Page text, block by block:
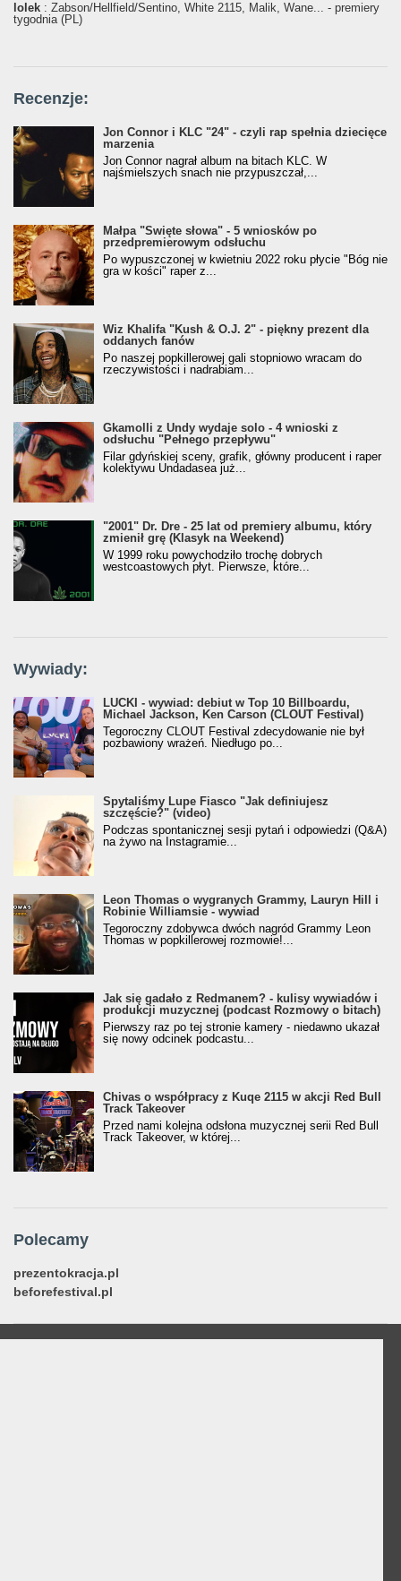
lolek : Żabson/Hellfield/Sentino, White 2115, Malik, Wane... - premiery
tygodnia (PL)
Recenzje:
Jon Connor i KLC "24" - czyli rap spełnia dziecięce
marzenia
Jon Connor nagrał album na bitach KLC. W
najśmielszych snach nie przypuszczał,...
Małpa "Święte słowa" - 5 wniosków po
przedpremierowym odsłuchu
Po wypuszczonej w kwietniu 2022 roku płycie "Bóg nie
gra w kości" raper z...
Wiz Khalifa "Kush & O.J. 2" - piękny prezent dla
oddanych fanów
Po naszej popkillerowej gali stopniowo wracam do
rzeczywistości i nadrabiam...
Gkamolli z Undy wydaje solo - 4 wnioski z
odsłuchu "Pełnego przepływu"
Filar gdyńskiej sceny, grafik, główny producent i raper
kolektywu Undadasea już...
"2001" Dr. Dre - 25 lat od premiery albumu, który
zmienił grę (Klasyk na Weekend)
W 1999 roku powychodziło trochę dobrych
westcoastowych płyt. Pierwsze, które...
Wywiady:
LUCKI - wywiad: debiut w Top 10 Billboardu,
Michael Jackson, Ken Carson (CLOUT Festival)
Tegoroczny CLOUT Festival zdecydowanie nie był
pozbawiony wrażeń. Niedługo po...
Spytaliśmy Lupe Fiasco "Jak definiujesz
szczęście?" (video)
Podczas spontanicznej sesji pytań i odpowiedzi (Q&A)
na żywo na Instagramie...
Leon Thomas o wygranych Grammy, Lauryn Hill i
Robinie Williamsie - wywiad
Tegoroczny zdobywca dwóch nagród Grammy Leon
Thomas w popkillerowej rozmowie!...
Jak się gadało z Redmanem? - kulisy wywiadów i
produkcji muzycznej (podcast Rozmowy o bitach)
Pierwszy raz po tej stronie kamery - niedawno ukazał
się nowy odcinek podcastu...
Chivas o współpracy z Kuqe 2115 w akcji Red Bull
Track Takeover
Przed nami kolejna odsłona muzycznej serii Red Bull
Track Takeover, w której...
Polecamy
prezentokracja.pl
beforefestival.pl